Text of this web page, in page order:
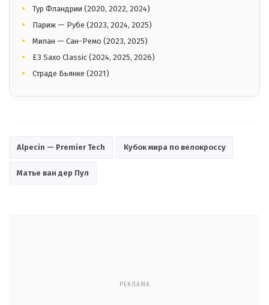
Тур Фландрии (2020, 2022, 2024)
Париж — Рубе (2023, 2024, 2025)
Милан — Сан-Ремо (2023, 2025)
E3 Saxo Classic (2024, 2025, 2026)
Страде Бьянке (2021)
Alpecin — Premier Tech Кубок мира по велокроссу
Матье ван дер Пул
РЕКЛАМА